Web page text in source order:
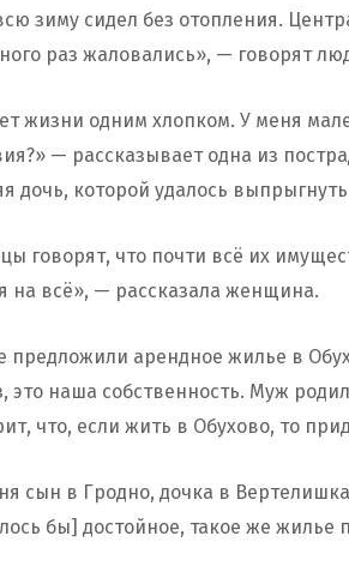
зиму сидел без отопления.
раз жаловались», — говорят
жизни одним хлопком. У меня
— рассказывает одна из
дочь, которой удалось
говорят, что почти всё их
на всё», — рассказала женщина.
предложили арендное жилье в
это наша собственность. Муж
что, если жить в Обухово, то
сын в Гродно, дочка в
бы] достойное, такое же